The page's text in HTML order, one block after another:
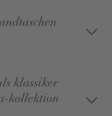
klassiker
kollektion